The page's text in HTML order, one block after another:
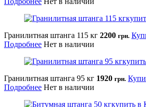
Гранилитная штанга 115 кг 2200 грн.
Подробнее Нет в наличии
Гранилитная штанга 95 кг 1920 грн.
Подробнее Нет в наличии